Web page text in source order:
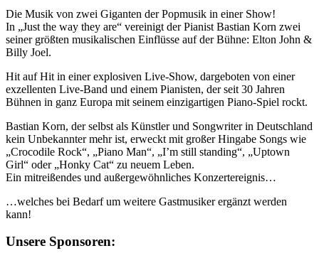
Die Musik von zwei Giganten der Popmusik in einer Show!
In „Just the way they are“ vereinigt der Pianist Bastian Korn zwei
seiner größten musikalischen Einflüsse auf der Bühne: Elton John &
Billy Joel.
Hit auf Hit in einer explosiven Live-Show, dargeboten von einer
exzellenten Live-Band und einem Pianisten, der seit 30 Jahren
Bühnen in ganz Europa mit seinem einzigartigen Piano-Spiel rockt.
Bastian Korn, der selbst als Künstler und Songwriter in Deutschland
kein Unbekannter mehr ist, erweckt mit großer Hingabe Songs wie
„Crocodile Rock“, „Piano Man“, „I’m still standing“, „Uptown
Girl“ oder „Honky Cat“ zu neuem Leben.
Ein mitreißendes und außergewöhnliches Konzertereignis…
…welches bei Bedarf um weitere Gastmusiker ergänzt werden
kann!
Unsere Sponsoren: